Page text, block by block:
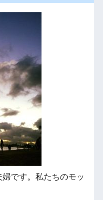
です。私たちのモッ